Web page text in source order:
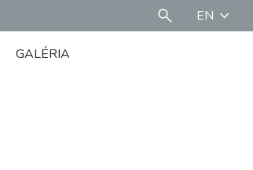
EN
GALÉRIA